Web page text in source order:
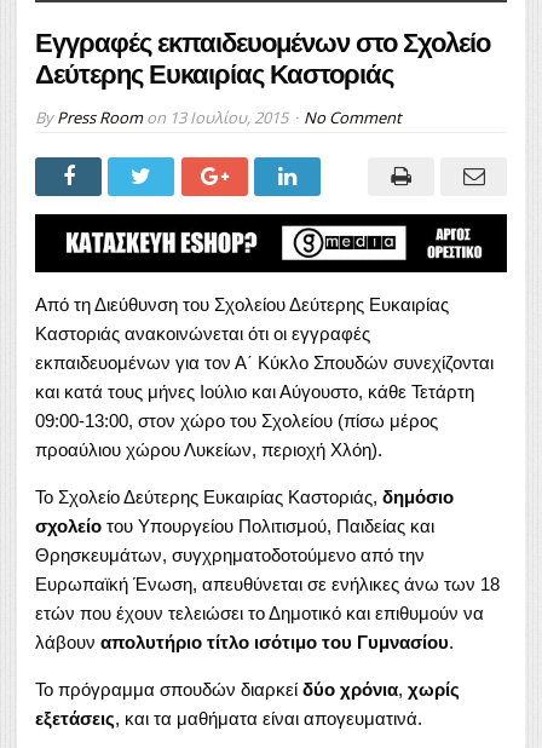
Εγγραφές εκπαιδευομένων στο Σχολείο
Δεύτερης Ευκαιρίας Καστοριάς
ByPress Roomon 13 Ιουλίου, 2015 No Comment
Από τη Διεύθυνση του Σχολείου Δεύτερης Ευκαιρίας
Καστοριάς ανακοινώνεται ότι οι εγγραφές
εκπαιδευομένων για τον Α΄ Κύκλο Σπουδών συνεχίζονται
και κατά τους μήνες Ιούλιο και Αύγουστο, κάθε Τετάρτη
09:00-13:00, στον χώρο του Σχολείου (πίσω μέρος
προαύλιου χώρου Λυκείων, περιοχή Χλόη).
Το Σχολείο Δεύτερης Ευκαιρίας Καστοριάς, δημόσιο
σχολείο του Υπουργείου Πολιτισμού, Παιδείας και
Θρησκευμάτων, συγχρηματοδοτούμενο από την
Ευρωπαϊκή Ένωση, απευθύνεται σε ενήλικες άνω των 18
ετών που έχουν τελειώσει το Δημοτικό και επιθυμούν να
λάβουν απολυτήριο τίτλο ισότιμο του Γυμνασίου.
Το πρόγραμμα σπουδών διαρκεί δύο χρόνια, χωρίς
εξετάσεις, και τα μαθήματα είναι απογευματινά.